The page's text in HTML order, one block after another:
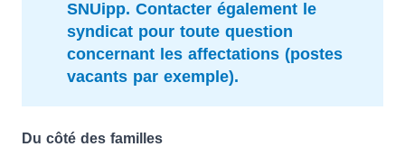
SNUipp. Contacter également le
syndicat pour toute question
concernant les affectations (postes
vacants par exemple).
Du côté des familles